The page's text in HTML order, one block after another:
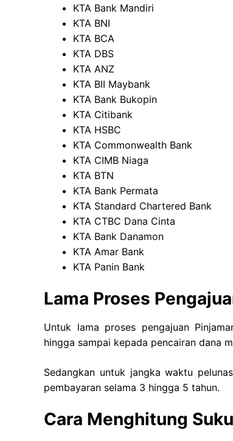
KTA Bank Mandiri
KTA BNI
KTA BCA
KTA DBS
KTA ANZ
KTA BII Maybank
KTA Bank Bukopin
KTA Citibank
KTA HSBC
KTA Commonwealth Bank
KTA CIMB Niaga
KTA BTN
KTA Bank Permata
KTA Standard Chartered Bank
KTA CTBC Dana Cinta
KTA Bank Danamon
KTA Amar Bank
KTA Panin Bank
Lama Proses
Untuk lama proses pengajuan
hingga sampai kepada pencairan dana
Sedangkan untuk jangka waktu
pembayaran selama 3 hingga 5 tahun.
Cara Menghitung